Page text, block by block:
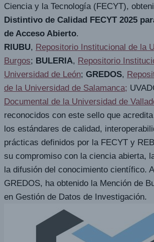
Ciencia y la Tecnología (FECYT),
Distintivo de Calidad FECYT 2025
de Acceso Abierto.
RIUBU, Repositorio Institucional de la
Burgos; BULERIA, Repositorio
Universidad de León; GREDOS,
de la Universidad de Salamanca;
Documental de la Universidad de
reconocidos con este sello que
los estándares de calidad,
prácticas definidos por la FECYT y
su compromiso con la ciencia abierta,
la difusión del conocimiento científico.
GREDOS, ha obtenido la Mención de
en Gestión de Datos de Investigación.